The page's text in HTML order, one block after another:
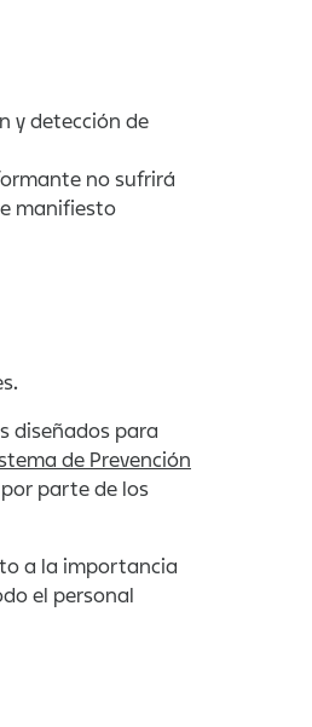
y detección de
no sufrirá
manifiesto
diseñados para
de Prevención
parte de los
a la importancia
el personal